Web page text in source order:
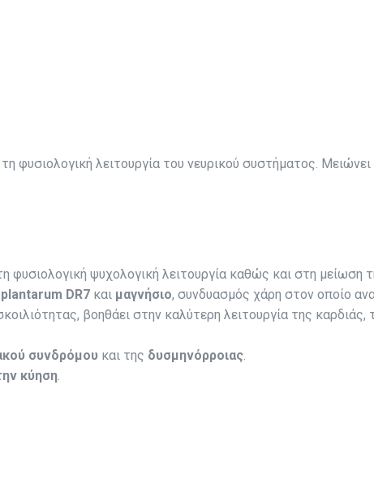
λειτουργία του νευρικού συστήματος. Μειώνει
φυσιολογική ψυχολογική λειτουργία καθώς και στη μείωση
DR7 και μαγνήσιο, συνδυασμός χάρη στον οποίο
βοηθάει στην καλύτερη λειτουργία της καρδιάς,
συνδρόμου και της δυσμηνόρροιας
κύηση